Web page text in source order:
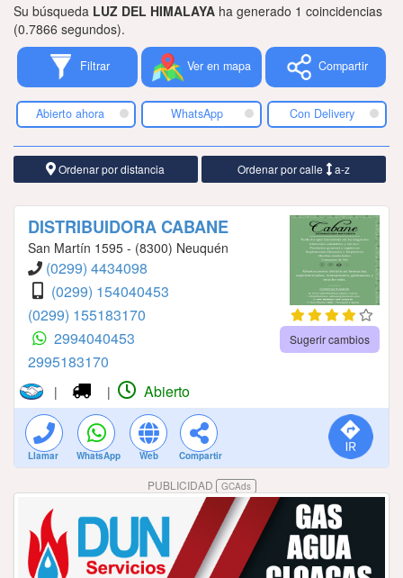
Tiendacores
Contactenos
Su búsqueda LUZ DEL HIMALAYA ha generado 1 coincidencias
(0.7866 segundos).
Filtrar Ver en mapa Compartir
Abierto ahora WhatsApp Con Delivery
Ordenar por distancia Ordenar por calle a-z
DISTRIBUIDORA CABANE
San Martín 1595 - (8300) Neuquén
(0299) 4434098
(0299) 154040453
(0299) 155183170
2994040453
2995183170
Sugerir cambios
| | Abierto
Llamar WhatsApp Web Compartir
PUBLICIDAD GCAds